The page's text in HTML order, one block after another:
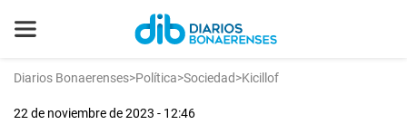
Diarios Bonaerenses>Política>Sociedad>Kicillof
22 de noviembre de 2023 - 12:46